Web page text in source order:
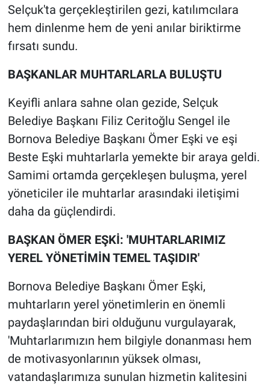
Selçuk'ta gerçekleştirilen gezi, katılımcılara
hem dinlenme hem de yeni anılar biriktirme
fırsatı sundu.
BAŞKANLAR MUHTARLARLA BULUŞTU
Keyifli anlara sahne olan gezide, Selçuk
Belediye Başkanı Filiz Ceritoğlu Sengel ile
Bornova Belediye Başkanı Ömer Eşki ve eşi
Beste Eşki muhtarlarla yemekte bir araya geldi.
Samimi ortamda gerçekleşen buluşma, yerel
yöneticiler ile muhtarlar arasındaki iletişimi
daha da güçlendirdi.
BAŞKAN ÖMER EŞKİ: 'MUHTARLARIMIZ
YEREL YÖNETİMİN TEMEL TAŞIDIR'
Bornova Belediye Başkanı Ömer Eşki,
muhtarların yerel yönetimlerin en önemli
paydaşlarından biri olduğunu vurgulayarak,
'Muhtarlarımızın hem bilgiyle donanması hem
de motivasyonlarının yüksek olması,
vatandaşlarımıza sunulan hizmetin kalitesini